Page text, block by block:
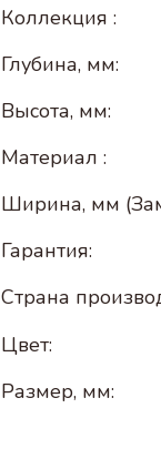
Коллекция :
Глубина, мм:
Высота, мм:
Материал :
Ширина, мм
Гарантия:
Страна
Цвет:
Размер, мм: